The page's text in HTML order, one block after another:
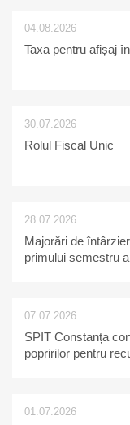
04.08.2026
Taxa pentru afișaj
30.07.2026
Rolul Fiscal Unic
28.07.2026
Majorări de
primului semestru
07.07.2026
SPIT Constanța
popririlor pentru
01.07.2026